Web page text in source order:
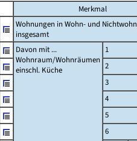
Merkmal
Wohnungen in Wohn- und
insgesamt
Davon mit ...
Wohnraum/Wohnräumen
einschl. Küche
1
2
3
4
5
6